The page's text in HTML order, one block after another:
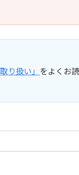
り扱い」 をよくお